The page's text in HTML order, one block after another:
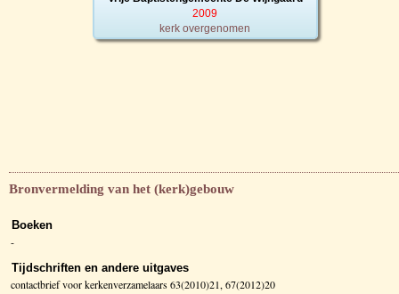
2009
kerk overgenomen
Bronvermelding van het (kerk)gebouw
Boeken
-
Tijdschriften en andere uitgaves
contactbrief voor kerkenverzamelaars 63(2010)21, 67(2012)20